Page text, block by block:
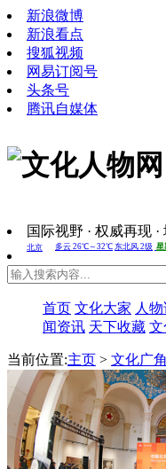
新浪微博
新浪看点
搜狐视频
网易订阅号
头条号
腾讯自媒体
国际视野 · 权威再现
首页 文化大家 人
闻资讯 天下收藏 文
当前位置:主页 > 文化广角